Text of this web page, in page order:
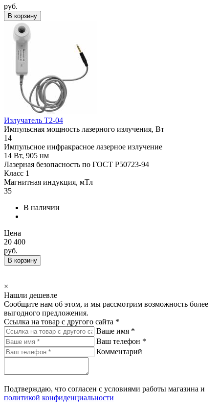
руб.
В корзину
Излучатель Т2-04
Импульсная мощность лазерного излучения, Вт
14
Импульсное инфракрасное лазерное излучение
14 Вт, 905 нм
Лазерная безопасность по ГОСТ Р50723-94
Класс 1
Магнитная индукция, мТл
35
В наличии
Цена
20 400
руб.
В корзину
×
Нашли дешевле
Сообщите нам об этом, и мы рассмотрим возможность более
выгодного предложения.
Ссылка на товар с другого сайта *
Ваше имя *
Ваш телефон *
Комментарий
Подтверждаю, что согласен с условиями работы магазина и
политикой конфиденциальности